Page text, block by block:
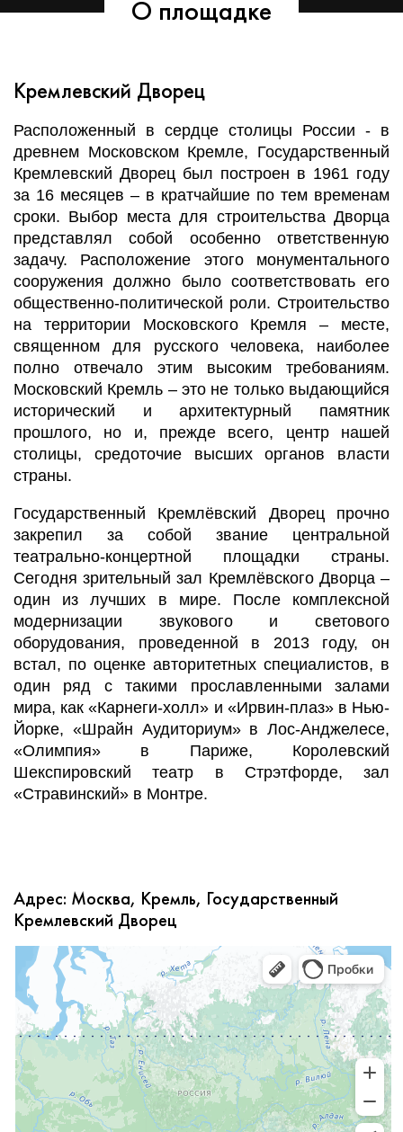
О площадке
Кремлевский Дворец
Расположенный в сердце столицы России - в
древнем Московском Кремле, Государственный
Кремлевский Дворец был построен в 1961 году
за 16 месяцев – в кратчайшие по тем временам
сроки. Выбор места для строительства Дворца
представлял собой особенно ответственную
задачу. Расположение этого монументального
сооружения должно было соответствовать его
общественно-политической роли. Строительство
на территории Московского Кремля – месте,
священном для русского человека, наиболее
полно отвечало этим высоким требованиям.
Московский Кремль – это не только выдающийся
исторический и архитектурный памятник
прошлого, но и, прежде всего, центр нашей
столицы, средоточие высших органов власти
страны.
Государственный Кремлёвский Дворец прочно
закрепил за собой звание центральной
театрально-концертной площадки страны.
Сегодня зрительный зал Кремлёвского Дворца –
один из лучших в мире. После комплексной
модернизации звукового и светового
оборудования, проведенной в 2013 году, он
встал, по оценке авторитетных специалистов, в
один ряд с такими прославленными залами
мира, как «Карнеги-холл» и «Ирвин-плаз» в Нью-
Йорке, «Шрайн Аудиториум» в Лос-Анджелесе,
«Олимпия» в Париже, Королевский
Шекспировский театр в Стрэтфорде, зал
«Стравинский» в Монтре.
Адрес: Москва, Кремль, Государственный
Кремлевский Дворец